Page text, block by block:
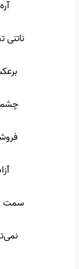
چشم
سمت